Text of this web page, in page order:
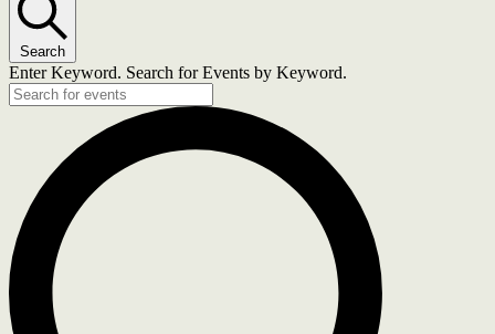
Search
Enter Keyword. Search for Events by Keyword.